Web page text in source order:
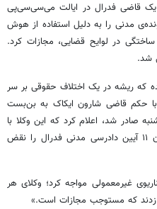
یک قاضی فدرال در ایالت می‌سی‌سی‌پی
مدنی را به دلیل استفاده از هوش
در لوایح قضایی، مجازات کرد.
شد.
که ریشه در یک اختلاف حقوقی بر سر
در سال ۲۰۲۳ داشت، با حکم قاضی شارون ایکاک به بن‌بست
صادر شد، اعلام کرد که این وکلا با
تأیید صحت اطلاعات در لوایح خود، قانون ۱۱ آیین دادرسی مدنی فدرال را نقض
غیرمعمولی مواجه کرد؛ وکلای هر
که مستوجب مجازات است.»